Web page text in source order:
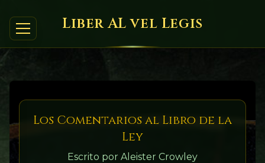
Liber AL vel Legis
Los Comentarios al Libro de la
Ley
Escrito por Aleister Crowley